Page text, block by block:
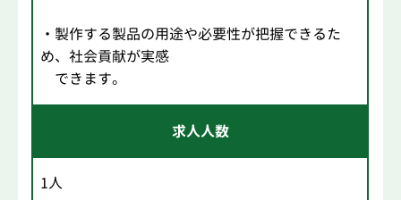
・製作する製品の用途や必要性が把握できるた
め、社会貢献が実感
できます。
求人人数
1人